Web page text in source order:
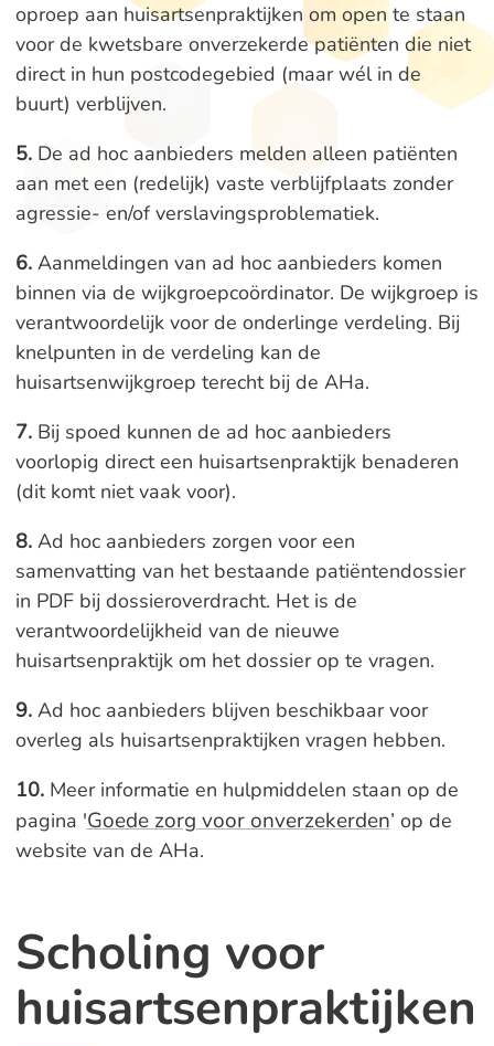
oproep aan huisartsenpraktijken om open te staan
voor de kwetsbare onverzekerde patiënten die niet
direct in hun postcodegebied (maar wél in de
buurt) verblijven.
5. De ad hoc aanbieders melden alleen patiënten
aan met een (redelijk) vaste verblijfplaats zonder
agressie- en/of verslavingsproblematiek.
6. Aanmeldingen van ad hoc aanbieders komen
binnen via de wijkgroepcoördinator. De wijkgroep is
verantwoordelijk voor de onderlinge verdeling. Bij
knelpunten in de verdeling kan de
huisartsenwijkgroep terecht bij de AHa.
7. Bij spoed kunnen de ad hoc aanbieders
voorlopig direct een huisartsenpraktijk benaderen
(dit komt niet vaak voor).
8. Ad hoc aanbieders zorgen voor een
samenvatting van het bestaande patiëntendossier
in PDF bij dossieroverdracht. Het is de
verantwoordelijkheid van de nieuwe
huisartsenpraktijk om het dossier op te vragen.
9. Ad hoc aanbieders blijven beschikbaar voor
overleg als huisartsenpraktijken vragen hebben.
10. Meer informatie en hulpmiddelen staan op de
pagina 'Goede zorg voor onverzekerden’ op de
website van de AHa.
Scholing voor
huisartsenpraktijken